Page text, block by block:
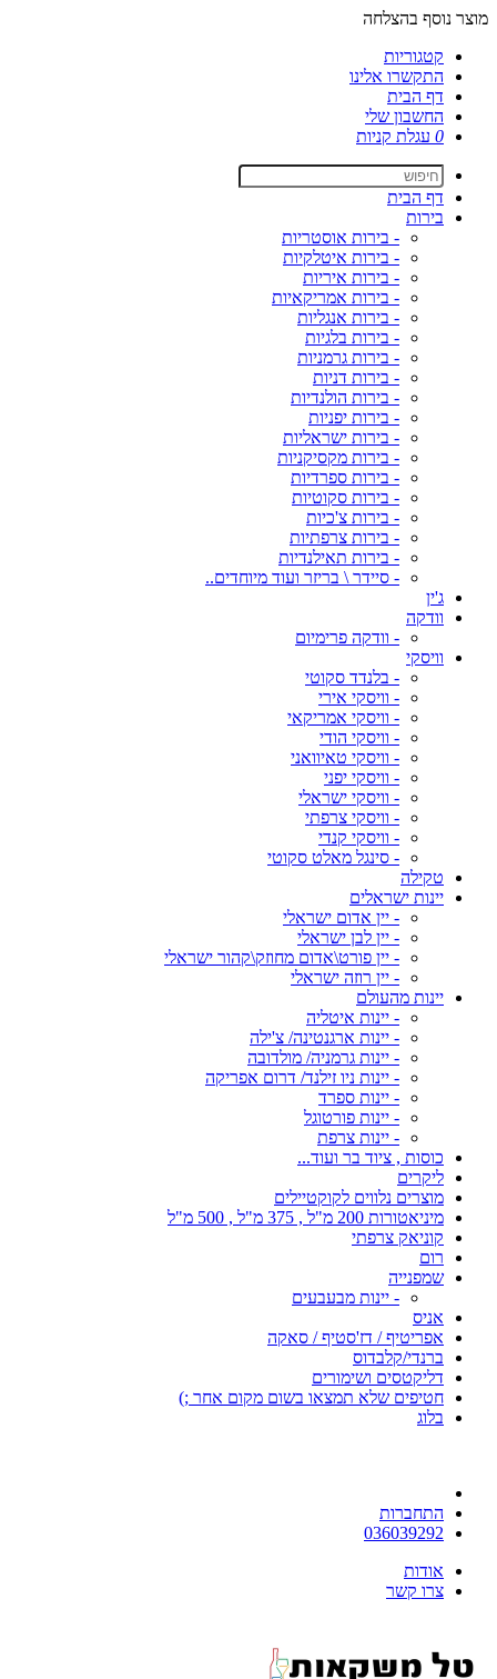
מוצר נוסף בהצלחה
קטגוריות
התקשרו אלינו
דף הבית
החשבון שלי
0 עגלת קניות
דף הבית
בירות
- בירות אוסטריות
- בירות איטלקיות
- בירות איריות
- בירות אמריקאיות
- בירות אנגליות
- בירות בלגיות
- בירות גרמניות
- בירות דניות
- בירות הולנדיות
- בירות יפניות
- בירות ישראליות
- בירות מקסיקניות
- בירות ספרדיות
- בירות סקוטיות
- בירות צ'כיות
- בירות צרפתיות
- בירות תאילנדיות
- סיידר \ בריזר ועוד מיוחדים..
ג'ין
וודקה
- וודקה פרימיום
וויסקי
- בלנדד סקוטי
- וויסקי אירי
- וויסקי אמריקאי
- וויסקי הודי
- וויסקי טאיוואני
- וויסקי יפני
- וויסקי ישראלי
- וויסקי צרפתי
- וויסקי קנדי
- סינגל מאלט סקוטי
טקילה
יינות ישראלים
- יין אדום ישראלי
- יין לבן ישראלי
- יין פורט\אדום מחוזק\קהור ישראלי
- יין רוזה ישראלי
יינות מהעולם
- יינות איטליה
- יינות ארגנטינה/ צ'ילה
- יינות גרמניה/ מולדובה
- יינות ניו זילנד/ דרום אפריקה
- יינות ספרד
- יינות פורטוגל
- יינות צרפת
כוסות , ציוד בר ועוד...
ליקרים
מוצרים נלווים לקוקטיילים
מיניאטורות 200 מ"ל , 375 מ"ל , 500 מ"ל
קוניאק צרפתי
רום
שמפנייה
- יינות מבעבעים
אניס
אפריטיף / דז'סטיף / סאקה
ברנדי/קלבדוס
דליקטסים ושימורים
חטיפים שלא תמצאו בשום מקום אחר ;)
בלוג
התחברות
036039292
אודות
צרו קשר